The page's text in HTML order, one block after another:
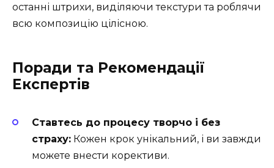
останні штрихи, виділяючи текстури та роблячи
всю композицію цілісною.
Поради та Рекомендації
Експертів
Ставтесь до процесу творчо і без
страху: Кожен крок унікальний, і ви завжди
можете внести корективи.